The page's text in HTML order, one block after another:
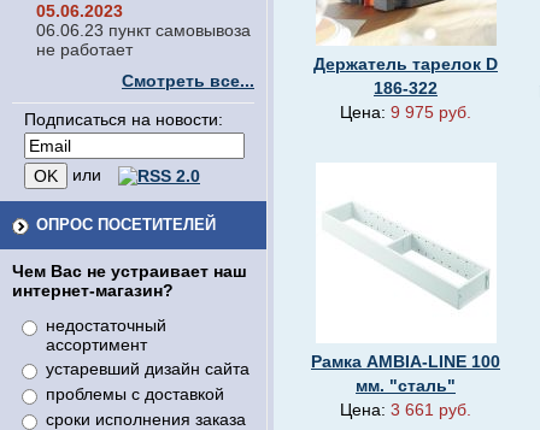
05.06.2023
06.06.23 пункт самовывоза
не работает
Смотреть все...
Подписаться на новости:
или
ОПРОС ПОСЕТИТЕЛЕЙ
Чем Вас не устраивает наш
интернет-магазин?
недостаточный
ассортимент
устаревший дизайн сайта
проблемы с доставкой
сроки исполнения заказа
Держатель тарелок D
186-322
Цена: 9 975 руб.
Рамка AMBIA-LINE 100
мм. "сталь"
Цена: 3 661 руб.